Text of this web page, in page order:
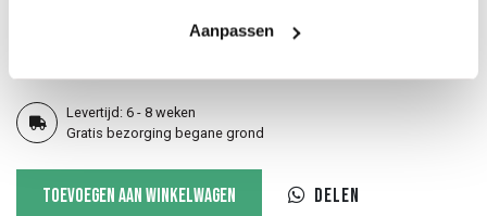
Aanpassen
Levertijd: 6 - 8 weken
Gratis bezorging begane grond
ovaleToevoegen aan winkelwagen Delen